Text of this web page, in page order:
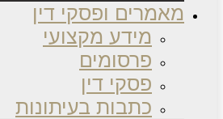
מאמרים ופסקי דין
מידע מקצועי
פרסומים
פסקי דין
כתבות בעיתונות